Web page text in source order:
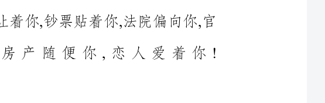
自陈冠希事件，不用再多说原因了吧)
个人，他不会修自己的笔记本……后来的事情大家都知道了。(来